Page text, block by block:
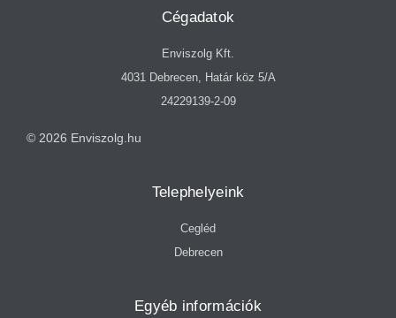
Cégadatok
Enviszolg Kft.
4031 Debrecen, Határ köz 5/A
24229139-2-09
© 2026 Enviszolg.hu
Telephelyeink
Cegléd
Debrecen
Egyéb információk